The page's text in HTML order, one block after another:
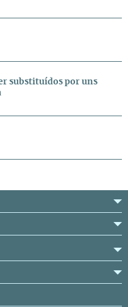
substituídos por uns